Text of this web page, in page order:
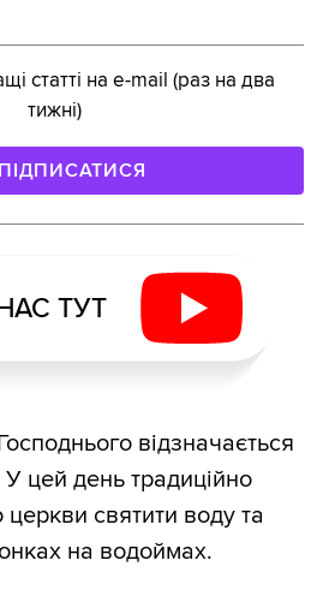
статті на e-mail (раз на два
тижні)
ПІДПИСАТИСЯ
ТУТ
відзначається
У цей день традиційно
церкви святити воду та
на водоймах.